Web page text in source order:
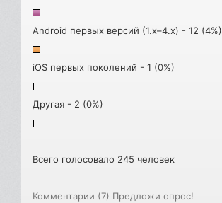
Android первых версий (1.x–4.x) - 12 (4%)
iOS первых поколений - 1 (0%)
Другая - 2 (0%)
Всего голосовало 245 человек
Комментарии (7) Предложи опрос!